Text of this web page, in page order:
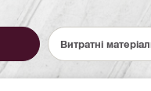
Витратні